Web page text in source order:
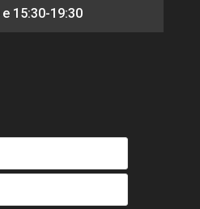
15:30-19:30